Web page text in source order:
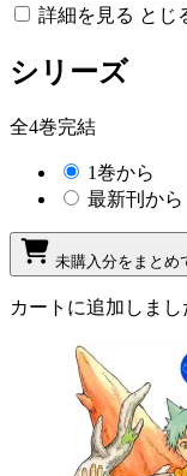
詳細を見る とじ
シリーズ
全4巻完結
1巻から
最新刊から
未購入分をまとめ
カートに追加しまし